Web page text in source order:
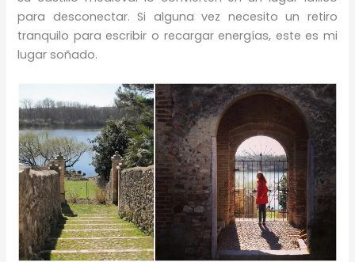
para desconectar. Si alguna vez necesito un retiro
tranquilo para escribir o recargar energías, este es mi
lugar soñado.